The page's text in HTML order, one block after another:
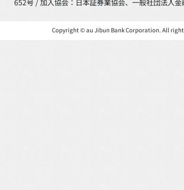
652号 / 加入協会：日本証券業協会、一般社団法
Copyright © au Jibun Bank Corporation. All